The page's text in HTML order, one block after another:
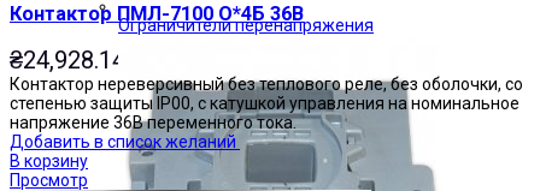
Ограничители перенапряжения
Контактор ПМЛ-7100 О*4Б 36В
₴24,928.14
Контактор нереверсивный без теплового реле, без оболочки, со
степенью защиты IP00, с катушкой управления на номинальное
напряжение 36В переменного тока.
Добавить в список желаний
В корзину
Просмотр